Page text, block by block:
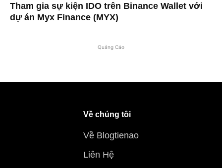
Tham gia sự kiện IDO trên Binance Wallet với
dự án Myx Finance (MYX)
Quảng Cáo
Về chúng tôi
Về Blogtienao
Liên Hệ